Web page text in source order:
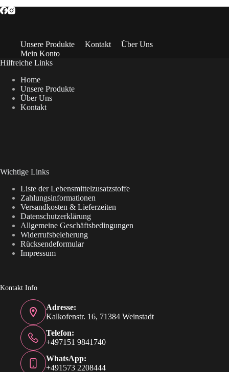
Unsere Produkte Kontakt
Über Uns
Mein Konto
Hilfreiche Links
Home
Unsere Produkte
Über Uns
Kontakt
Wichtige Links
Liste der Lebensmittelzusatzstoffe
Zahlungsinformationen
Versandkosten & Lieferzeiten
Datenschutzerklärung
Allgemeine Geschäftsbedingungen
Widerrufsbeleherung
Rücksendeformular
Impressum
Kontakt Info
Adresse:
Kalkofenstr. 16, 71384 Weinstadt
Telefon:
+497151 9841740
WhatsApp:
+491573 2208444